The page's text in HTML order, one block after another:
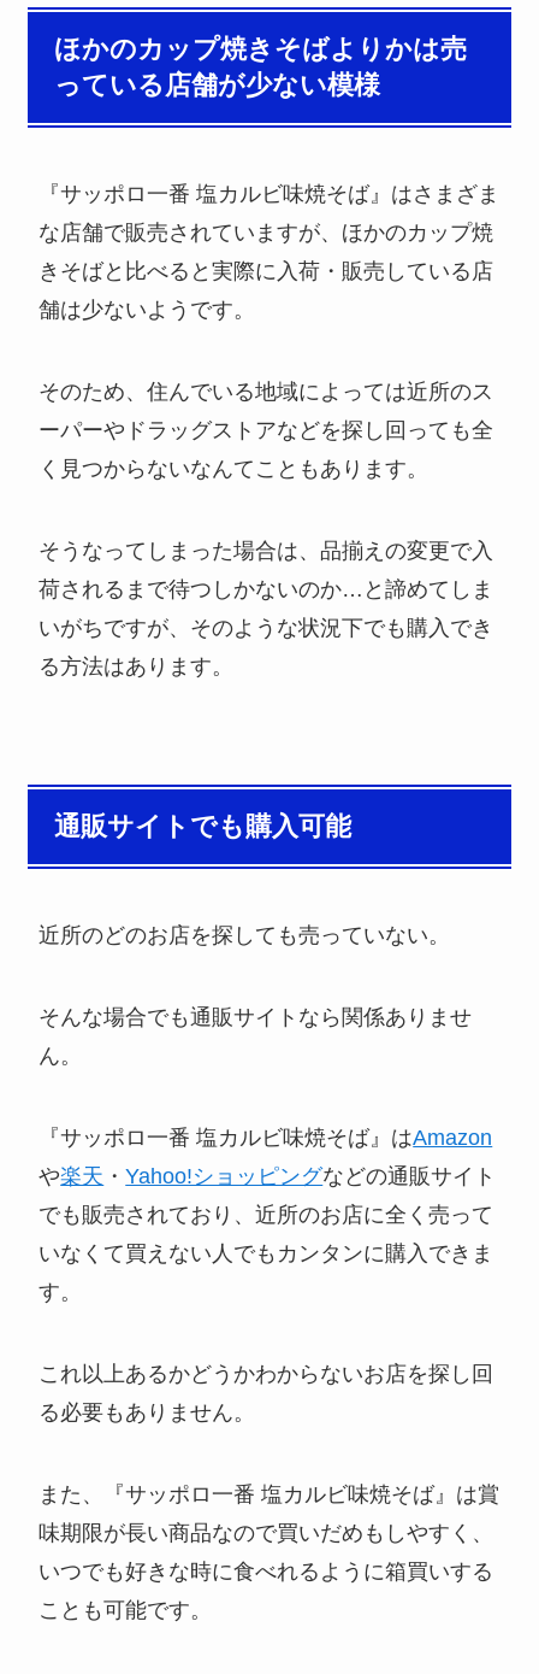
ほかのカップ焼きそばよりかは売
っている店舗が少ない模様
『サッポロ一番 塩カルビ味焼そば』はさまざま
な店舗で販売されていますが、ほかのカップ焼
きそばと比べると実際に入荷・販売している店
舗は少ないようです。
そのため、住んでいる地域によっては近所のス
ーパーやドラッグストアなどを探し回っても全
く見つからないなんてこともあります。
そうなってしまった場合は、品揃えの変更で入
荷されるまで待つしかないのか…と諦めてしま
いがちですが、そのような状況下でも購入でき
る方法はあります。
通販サイトでも購入可能
近所のどのお店を探しても売っていない。
そんな場合でも通販サイトなら関係ありませ
ん。
『サッポロ一番 塩カルビ味焼そば』はAmazon
や楽天 ・Yahoo!ショッピングなどの通販サイト
でも販売されており、近所のお店に全く売って
いなくて買えない人でもカンタンに購入できま
す。
これ以上あるかどうかわからないお店を探し回
る必要もありません。
また、『サッポロ一番 塩カルビ味焼そば』は賞
味期限が長い商品なので買いだめもしやすく、
いつでも好きな時に食べれるように箱買いする
ことも可能です。